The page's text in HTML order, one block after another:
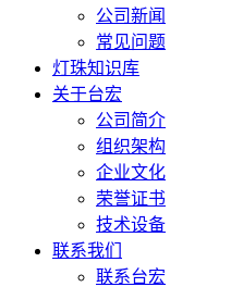
公司新闻
常见问题
灯珠知识库
关于台宏
公司简介
组织架构
企业文化
荣誉证书
技术设备
联系我们
联系台宏